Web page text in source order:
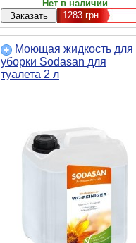
Нет в наличии
1283 грн
Моющая жидкость для
уборки Sodasan для
туалета 2 л